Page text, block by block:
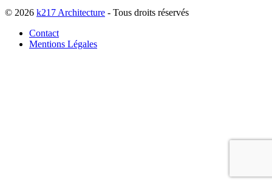
© 2026 k217 Architecture - Tous droits réservés
Contact
Mentions Légales